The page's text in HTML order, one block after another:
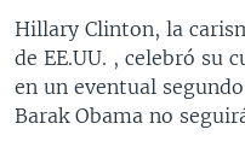
EL MUNDO AL DÍA [RADIO]
FORO [RADIO]
DEPORTIVO
SÍGANOS
Hillary Clinton, la
de EE.UU. , celebró su
en un eventual
Barak Obama no